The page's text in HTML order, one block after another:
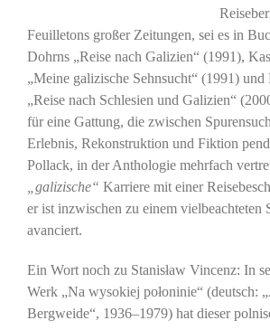
Feuilletons großer Zeitungen, sei es in
Dohrns „Reise nach Galizien“ (1991),
„Meine galizische Sehnsucht“ (1991)
„Reise nach Schlesien und Galizien“
für eine Gattung, die zwischen
Erlebnis, Rekonstruktion und Fiktion
Pollack, in der Anthologie mehrfach
„galizische“ Karriere mit einer
er ist inzwischen zu einem vielbeachteten
avanciert.
Ein Wort noch zu Stanisław Vincenz: In
Werk „Na wysokiej połoninie“ (deutsch:
Bergweide“, 1936–1979) hat dieser